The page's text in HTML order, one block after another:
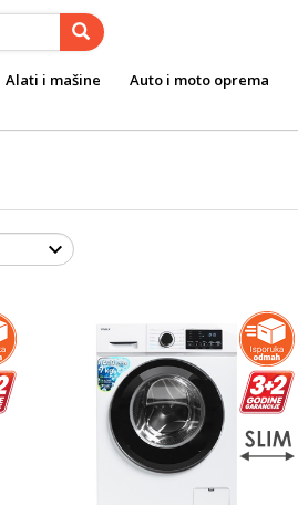
Alati i mašine Auto i moto oprema